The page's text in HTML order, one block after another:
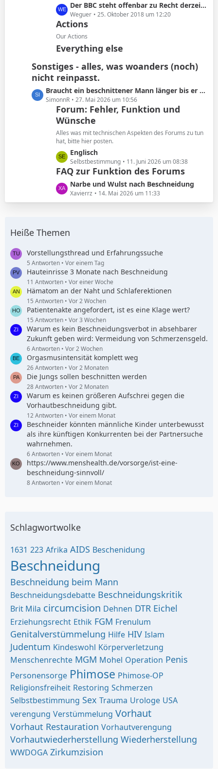
L
e
t
z
t
e
B
e
i
t
r
ä
g
e
Der BBC steht offenbar zu Recht derzeit in der Kritik
Weguer 25. Oktober 2018 um 12:20
Actions
Our Actions
Everything else
Sonstiges - alles, was woanders (noch)
nicht reinpasst.
L
e
Braucht ein beschnittener Mann länger bis er kommt oder ist das Schwachsinn?
SimonnR 27. Mai 2026 um 10:56
Forum: Fehler, Funktion und
Wünsche
Alles was mit technischen Aspekten des Forums zu tun
hat, bitte hier posten.
L
e
t
z
t
e
i
r
ä
g
e
Englisch
Selbstbestimmung 11. Juni 2026 um 08:38
FAQ zur Funktion des Forums
L
e
t
e
e
i
t
r
ä
g
e
Narbe und Wulst nach Beschneidung
Xavierrz 14. Mai 2026 um 11:33
Heiße Themen
Vorstellungsthread und Erfahrungssuche
5 Antworten Vor einem Tag
Hauteinrisse 3 Monate nach Beschneidung
11 Antworten Vor einer Woche
Hämatom an der Naht und Schlaferektionen
15 Antworten Vor 2 Wochen
Patientenakte angefordert, ist es eine Klage wert?
15 Antworten Vor 3 Wochen
Warum es kein Beschneidungsverbot in absehbarer
Zukunft geben wird: Vermeidung von Schmerzensgeld.
6 Antworten Vor 2 Wochen
Orgasmusintensität komplett weg
26 Antworten Vor 2 Monaten
Die Jungs sollen beschnitten werden
28 Antworten Vor 2 Monaten
Warum es keinen größeren Aufschrei gegen die
Vorhautbeschneidung gibt.
12 Antworten Vor einem Monat
Beschneider könnten männliche Kinder unterbewusst
als ihre künftigen Konkurrenten bei der Partnersuche
wahrnehmen.
6 Antworten Vor einem Monat
https://www.menshealth.de/vorsorge/ist-eine-
beschneidung-sinnvoll/
8 Antworten Vor einem Monat
Schlagwortwolke
1631 223 Afrika AIDS Beschenidung
Beschneidung
Beschneidung beim Mann
Beschneidungsdebatte Beschneidungskritik
Brit Mila circumcision Dehnen DTR Eichel
Erziehungsrecht Ethik FGM Frenulum
Genitalverstümmelung Hilfe HIV Islam
Judentum Kindeswohl Körperverletzung
Menschenrechte MGM Mohel Operation Penis
Personensorge Phimose Phimose-OP
Religionsfreiheit Restoring Schmerzen
Selbstbestimmung Sex Trauma Urologe USA
verengung Verstümmelung Vorhaut
Vorhaut Restauration Vorhautverengung
Vorhautwiederherstellung Wiederherstellung
WWDOGA Zirkumzision